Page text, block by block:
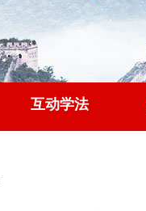
互动学法